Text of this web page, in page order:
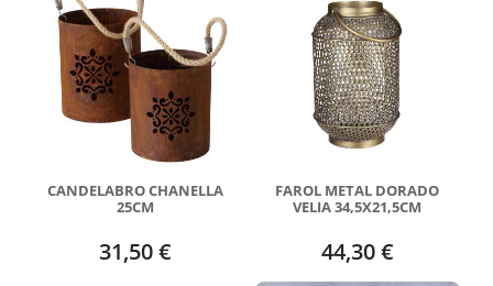
CANDELABRO CHANELLA
25CM
31,50 €
FAROL METAL DORADO
VELIA 34,5X21,5CM
44,30 €